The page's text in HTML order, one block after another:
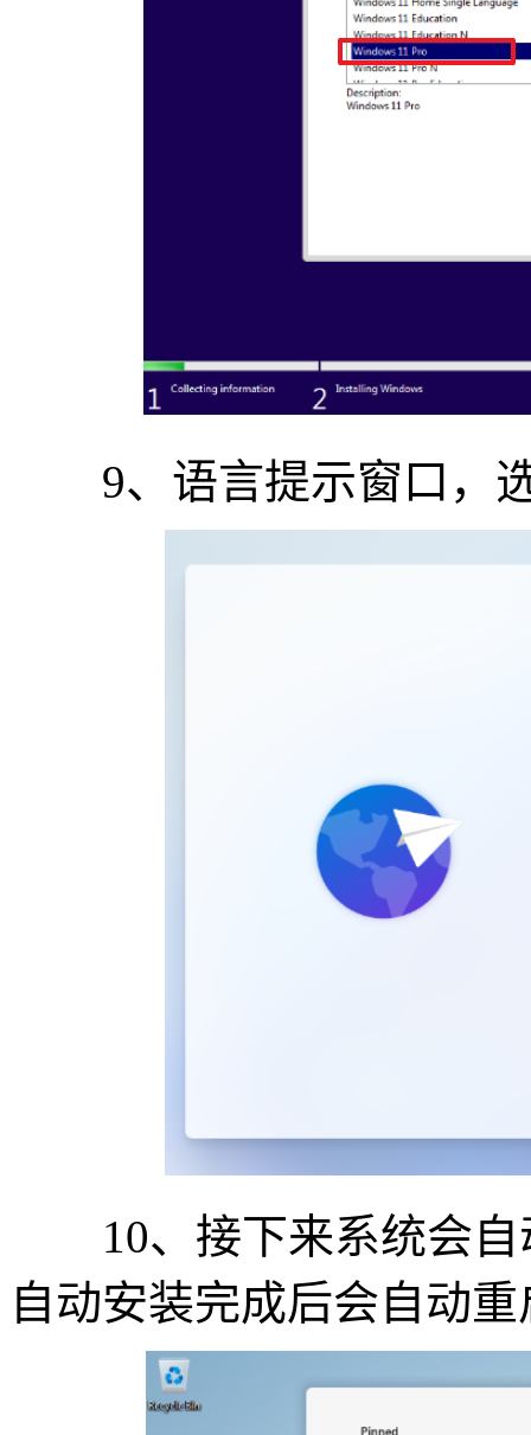
9、语言提示窗口，
10、接下来系统会自
自动安装完成后会自动